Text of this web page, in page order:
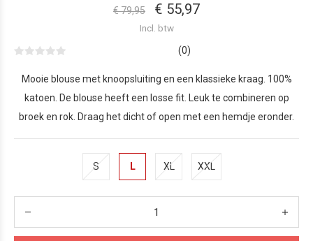
€ 79,95 € 55,97
Incl. btw
(0)
Mooie blouse met knoopsluiting en een klassieke kraag. 100%
katoen. De blouse heeft een losse fit. Leuk te combineren op
broek en rok. Draag het dicht of open met een hemdje eronder.
S L XL XXL